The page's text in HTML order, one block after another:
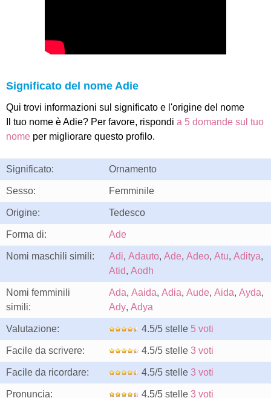
Significato del nome Adie
Qui trovi informazioni sul significato e l'origine del nome
Il tuo nome è Adie? Per favore, rispondi a 5 domande sul tuo
nome per migliorare questo profilo.
Significato: Ornamento
Sesso: Femminile
Origine: Tedesco
Forma di: Ade
Nomi maschili simili: Adi, Adauto, Ade, Adeo, Atu, Aditya,
Atid, Aodh
Nomi femminili
simili:
Ada, Aaida, Adia, Aude, Aida, Ayda,
Ady, Adya
Valutazione: 4.5/5 stelle 5 voti
Facile da scrivere: 4.5/5 stelle 3 voti
Facile da ricordare: 4.5/5 stelle 3 voti
Pronuncia: 4.5/5 stelle 3 voti